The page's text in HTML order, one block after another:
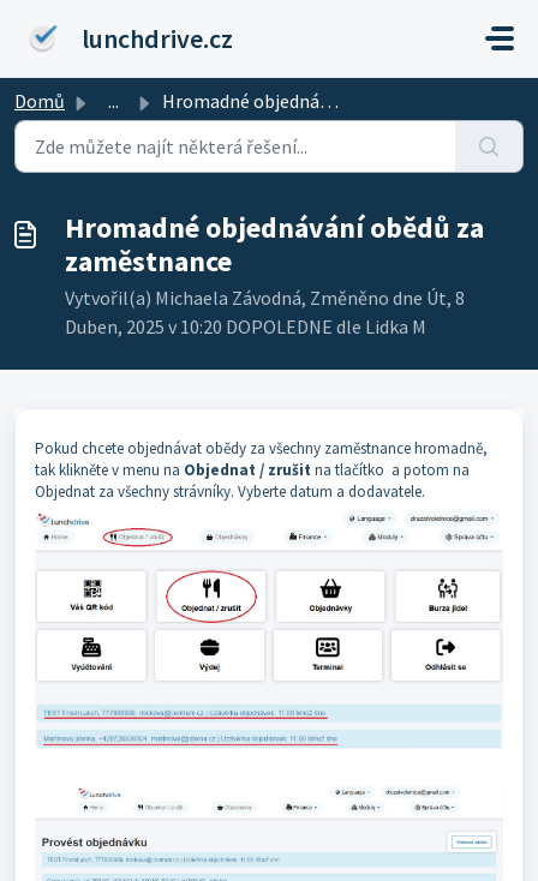
lunchdrive.cz
Domů ... Hromadné objednávání obědů za zaměstnance
Hromadné objednávání obědů za
zaměstnance
Vytvořil(a) Michaela Závodná, Změněno dne Út, 8
Duben, 2025 v 10:20 DOPOLEDNE dle Lidka M
Pokud chcete objednávat obědy za všechny zaměstnance hromadně,
tak klikněte v menu na Objednat / zrušit na tlačítko a potom na
Objednat za všechny strávníky. Vyberte datum a dodavatele.